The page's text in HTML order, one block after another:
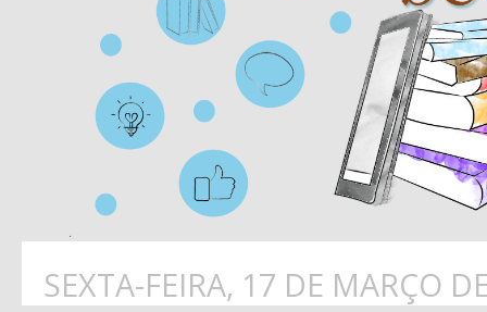
SEXTA-FEIRA, 17 DE MARÇO